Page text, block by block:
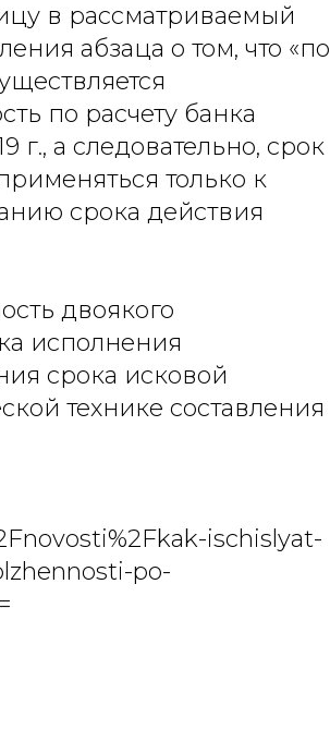
в рассматриваемый
абзаца о том, что «по
по расчету банка
г., а следовательно, срок
только к
срока действия
двоякого
исполнения
срока исковой
технике составления
ischislyat-
po-